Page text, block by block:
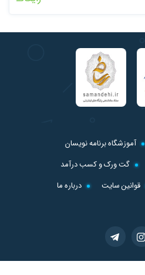
آموزشگاه برنامه نویسان
گت ورک و کسب درآمد
قوانین سایت
درباره ما